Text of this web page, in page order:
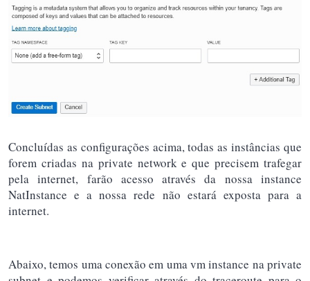
Concluídas as configurações acima, todas as instâncias que
forem criadas na private network e que precisem trafegar
pela internet, farão acesso através da nossa instance
NatInstance e a nossa rede não estará exposta para a
internet.
Abaixo, temos uma conexão em uma vm instance na private